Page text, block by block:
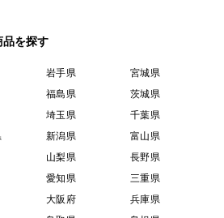
品を探す
岩手県
宮城県
福島県
茨城県
埼玉県
千葉県
新潟県
富山県
山梨県
長野県
愛知県
三重県
大阪府
兵庫県